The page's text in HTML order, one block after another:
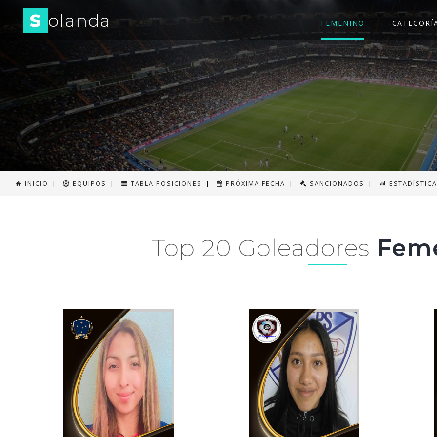
S olanda FEMENINO
INICIO | EQUIPOS | TABLA POSICIONES | PRÓXIMA FECHA | SANCIONADOS |
Top 20 Goleadores